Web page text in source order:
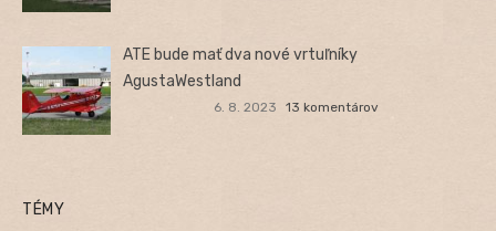
ATE bude mať dva nové vrtuľníky
AgustaWestland
6. 8. 2023 13 komentárov
TÉMY